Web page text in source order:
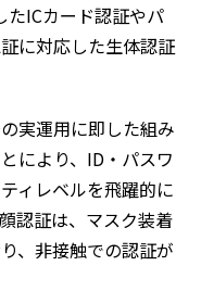
たICカード認証やパ
に対応した生体認証
実運用に即した組み
により、ID・パスワ
ィレベルを飛躍的に
認証は、マスク装着
、非接触での認証が